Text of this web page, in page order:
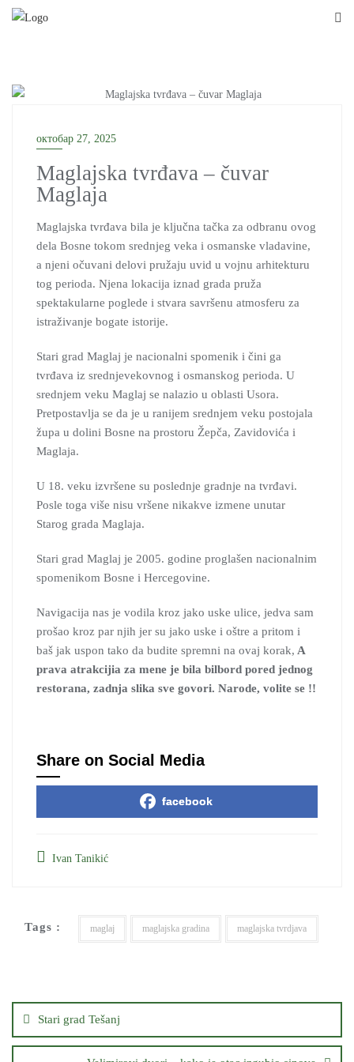
Skip
октобар 27, 2025
Maglajska tvrđava – čuvar
Maglaja
Maglajska tvrđava bila je ključna tačka za odbranu ovog
dela Bosne tokom srednjeg veka i osmanske vladavine,
a njeni očuvani delovi pružaju uvid u vojnu arhitekturu
tog perioda. Njena lokacija iznad grada pruža
spektakularne poglede i stvara savršenu atmosferu za
istraživanje bogate istorije.
Stari grad Maglaj je nacionalni spomenik i čini ga
tvrđava iz srednjevekovnog i osmanskog perioda. U
srednjem veku Maglaj se nalazio u oblasti Usora.
Pretpostavlja se da je u ranijem srednjem veku postojala
župa u dolini Bosne na prostoru Žepča, Zavidovića i
Maglaja.
U 18. veku izvršene su poslednje gradnje na tvrđavi.
Posle toga više nisu vršene nikakve izmene unutar
Starog grada Maglaja.
Stari grad Maglaj je 2005. godine proglašen nacionalnim
spomenikom Bosne i Hercegovine.
Navigacija nas je vodila kroz jako uske ulice, jedva sam
prošao kroz par njih jer su jako uske i oštre a pritom i
baš jak uspon tako da budite spremni na ovaj korak, A
prava atrakcijia za mene je bila bilbord pored jednog
restorana, zadnja slika sve govori. Narode, volite se !!
Share on Social Media
facebook
Ivan Tanikić
Tags : maglaj maglajska gradina maglajska tvrdjava
чланка
Stari grad Tešanj